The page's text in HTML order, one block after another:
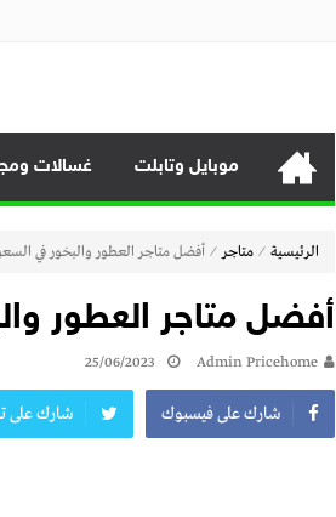
موبايل وتابلت غسالات
الرئيسية ⁄ متاجر ⁄ أفضل متاجر العطور والبخور في
أفضل متاجر العطور
Admin Pricehome
25/06/2023
شارك على فيسبوك شارك على